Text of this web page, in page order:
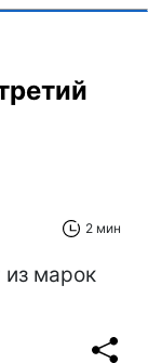
2 мин
из марок